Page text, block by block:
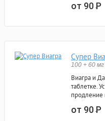
от 90Р
Супер
100 + 60 мг
Виагра и
таблетке.
продление
от 90Р